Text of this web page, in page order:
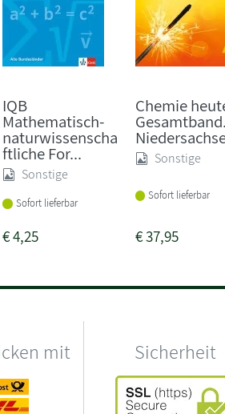
IQB
Mathematisch-
naturwissenscha
ftliche For...
Sonstige
Sofort lieferbar
€4,25
Chemie
Sonstige
Sofort lieferbar
€37,95
mit Sicherheit